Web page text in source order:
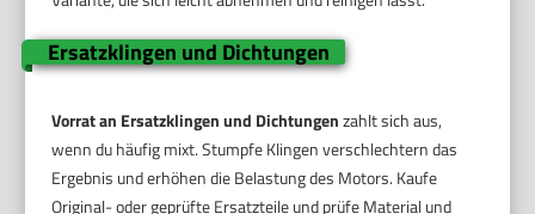
Ersatzklingen und Dichtungen
Vorrat an Ersatzklingen und Dichtungenzahlt sich aus,
wenn du häufig mixt. Stumpfe Klingen verschlechtern das
Ergebnis und erhöhen die Belastung des Motors. Kaufe
Original- oder geprüfte Ersatzteile und prüfe Material und